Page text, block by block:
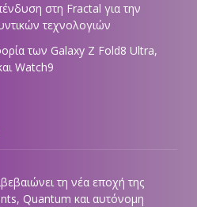
στη Fractal για την
τεχνολογιών
των Galaxy Z Fold8 Ultra,
Watch9
τη νέα εποχή της
Quantum και αυτόνομη